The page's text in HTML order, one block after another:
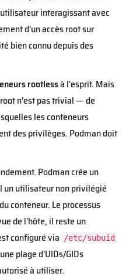
interagissant avec
d'un accès root sur
bien connu depuis des
rootlessà l'esprit. Mais
n'est pas trivial — de
les conteneurs
des privilèges. Podman doit
Podman crée un
un utilisateur non privilégié
conteneur. Le processus
de l'hôte, il reste un
configuré via
/etc/subuid
plage d'UIDs/GIDs
à utiliser.